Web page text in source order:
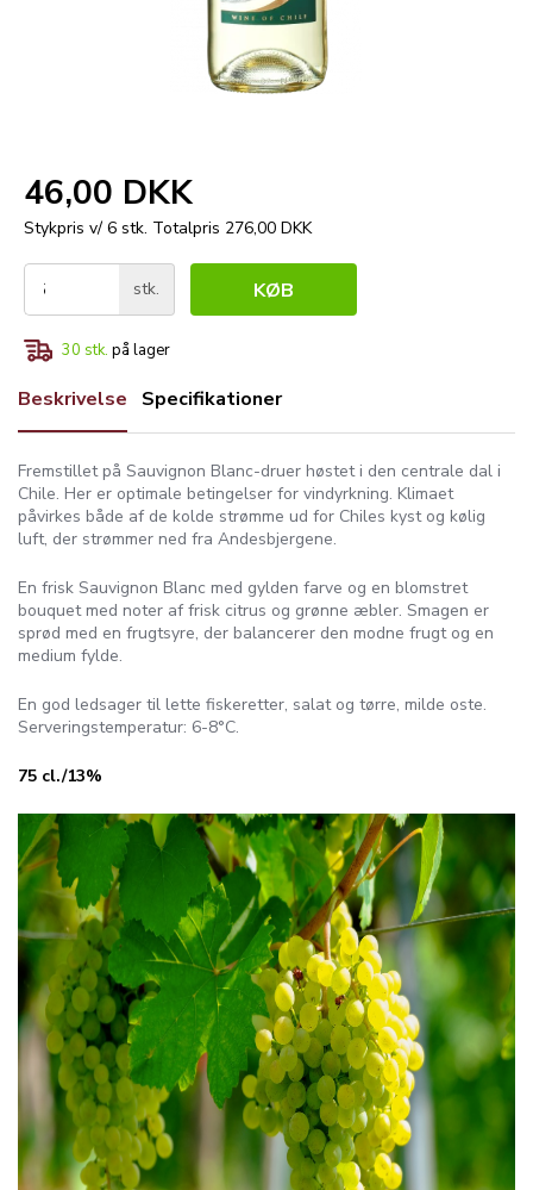
46,00 DKK
Stykpris v/ 6 stk. Totalpris 276,00 DKK
stk. KØB
30 stk. på lager
Beskrivelse Specifikationer
Fremstillet på Sauvignon Blanc-druer høstet i den centrale dal i
Chile. Her er optimale betingelser for vindyrkning. Klimaet
påvirkes både af de kolde strømme ud for Chiles kyst og kølig
luft, der strømmer ned fra Andesbjergene.
En frisk Sauvignon Blanc med gylden farve og en blomstret
bouquet med noter af frisk citrus og grønne æbler. Smagen er
sprød med en frugtsyre, der balancerer den modne frugt og en
medium fylde.
En god ledsager til lette fiskeretter, salat og tørre, milde oste.
Serveringstemperatur: 6-8°C.
75 cl./13%